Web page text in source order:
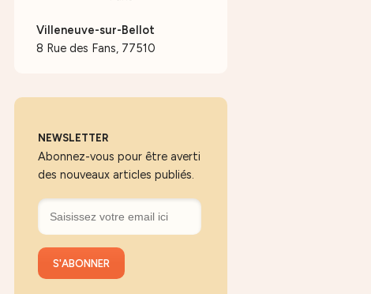
Villeneuve-sur-Bellot
8 Rue des Fans, 77510
NEWSLETTER
Abonnez-vous pour être averti
des nouveaux articles publiés.